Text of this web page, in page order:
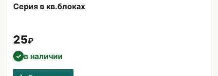
Серия в кв.блоках
25₽
✓ в наличии